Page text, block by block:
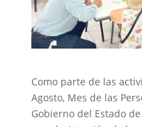
Como parte de las
Agosto, Mes de las
Gobierno del Estado